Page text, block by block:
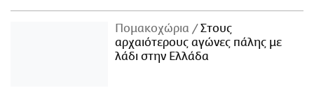
Πομακοχώρια
Στους
αρχαιότερους αγώνες πάλης με
λάδι στην Ελλάδα